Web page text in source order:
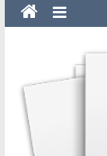
et
Analyses